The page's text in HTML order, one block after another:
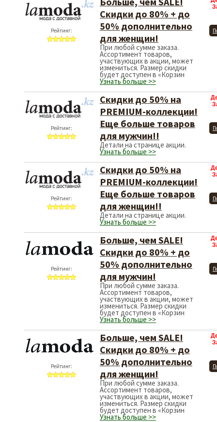
Рейтинг:
Скидки до 80% + до
50% дополнительно
для женщин!
При любой сумме заказа.
Ассортимент товаров,
участвующих в акции, может
измениться. Размер скидки
будет доступен в «Корзин
Узнать больше >>
Рейтинг:
Скидки до 50% на
PREMIUM-коллекции!
Еще больше товаров
для мужчин!!
Детали на странице акции.
Узнать больше >>
Рейтинг:
Скидки до 50% на
PREMIUM-коллекции!
Еще больше товаров
для женщин!!
Детали на странице акции.
Узнать больше >>
Рейтинг:
Больше, чем SALE!
Скидки до 80% + до
50% дополнительно
для мужчин!
При любой сумме заказа.
Ассортимент товаров,
участвующих в акции, может
измениться. Размер скидки
будет доступен в «Корзин
Узнать больше >>
Рейтинг:
Больше, чем SALE!
Скидки до 80% + до
50% дополнительно
для женщин!
При любой сумме заказа.
Ассортимент товаров,
участвующих в акции, может
измениться. Размер скидки
будет доступен в «Корзин
Узнать больше >>